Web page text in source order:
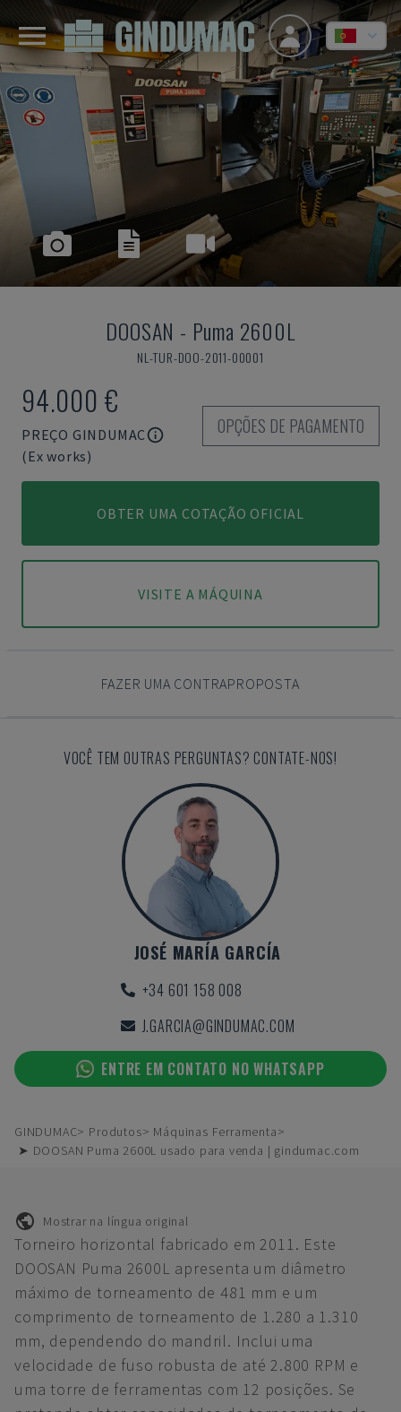
DOOSAN - Puma 2600L
NL-TUR-DOO-2011-00001
94.000 €
PREÇO GINDUMAC
(Ex works)
OPÇÕES DE PAGAMENTO
OBTER UMA COTAÇÃO OFICIAL
VISITE A MÁQUINA
FAZER UMA CONTRAPROPOSTA
VOCÊ TEM OUTRAS PERGUNTAS? CONTATE-NOS!
JOSÉ MARÍA GARCÍA
+34 601 158 008
J.GARCIA@GINDUMAC.COM
ENTRE EM CONTATO NO WHATSAPP
GINDUMAC Produtos
Máquinas Ferramenta
➤ DOOSAN Puma 2600L usado para venda | gindumac.com
Mostrar na língua original
Torneiro horizontal fabricado em 2011. Este
DOOSAN Puma 2600L apresenta um diâmetro
máximo de torneamento de 481 mm e um
comprimento de torneamento de 1.280 a 1.310
mm, dependendo do mandril. Inclui uma
velocidade de fuso robusta de até 2.800 RPM e
uma torre de ferramentas com 12 posições. Se